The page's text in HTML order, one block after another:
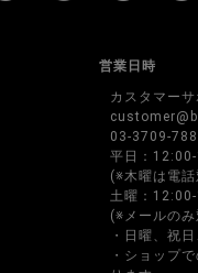
営業日時
カスタマーサ
03-3709-
平日：
(※木曜は電
土曜：
(※メールのみ
・日曜、祝
・ショップ